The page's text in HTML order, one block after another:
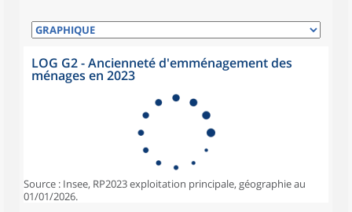
LOG G2 - Ancienneté d'emménagement des
ménages en 2023
Source : Insee, RP2023 exploitation principale, géographie au
01/01/2026.